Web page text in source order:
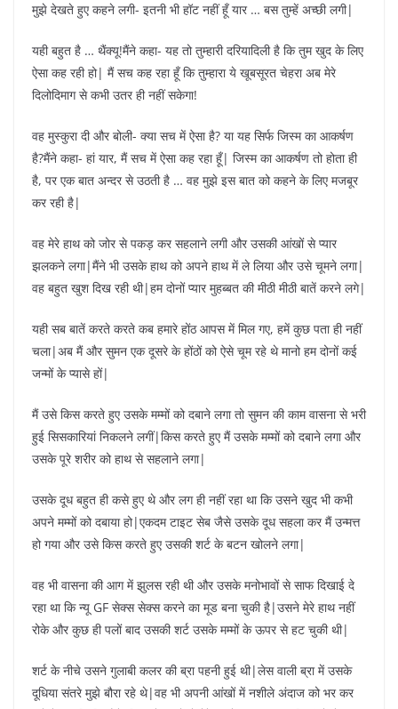
मुझे देखते हुए कहने लगी- इतनी भी हॉट नहीं हूँ यार … बस तुम्हें अच्छी लगी|
यही बहुत है … थैंक्यू!मैंने कहा- यह तो तुम्हारी दरियादिली है कि तुम खुद के लिए
ऐसा कह रही हो| मैं सच कह रहा हूँ कि तुम्हारा ये खूबसूरत चेहरा अब मेरे
दिलोदिमाग से कभी उतर ही नहीं सकेगा!
वह मुस्कुरा दी और बोली- क्या सच में ऐसा है? या यह सिर्फ जिस्म का आकर्षण
है?मैंने कहा- हां यार, मैं सच में ऐसा कह रहा हूँ| जिस्म का आकर्षण तो होता ही
है, पर एक बात अन्दर से उठती है … वह मुझे इस बात को कहने के लिए मजबूर
कर रही है|
वह मेरे हाथ को जोर से पकड़ कर सहलाने लगी और उसकी आंखों से प्यार
झलकने लगा|मैंने भी उसके हाथ को अपने हाथ में ले लिया और उसे चूमने लगा|
वह बहुत खुश दिख रही थी|हम दोनों प्यार मुहब्बत की मीठी मीठी बातें करने लगे|
यही सब बातें करते करते कब हमारे होंठ आपस में मिल गए, हमें कुछ पता ही नहीं
चला|अब मैं और सुमन एक दूसरे के होंठों को ऐसे चूम रहे थे मानो हम दोनों कई
जन्मों के प्यासे हों|
मैं उसे किस करते हुए उसके मम्मों को दबाने लगा तो सुमन की काम वासना से भरी
हुई सिसकारियां निकलने लगीं|किस करते हुए मैं उसके मम्मों को दबाने लगा और
उसके पूरे शरीर को हाथ से सहलाने लगा|
उसके दूध बहुत ही कसे हुए थे और लग ही नहीं रहा था कि उसने खुद भी कभी
अपने मम्मों को दबाया हो|एकदम टाइट सेब जैसे उसके दूध सहला कर मैं उन्मत्त
हो गया और उसे किस करते हुए उसकी शर्ट के बटन खोलने लगा|
वह भी वासना की आग में झुलस रही थी और उसके मनोभावों से साफ दिखाई दे
रहा था कि न्यू GF सेक्स सेक्स करने का मूड बना चुकी है|उसने मेरे हाथ नहीं
रोके और कुछ ही पलों बाद उसकी शर्ट उसके मम्मों के ऊपर से हट चुकी थी|
शर्ट के नीचे उसने गुलाबी कलर की ब्रा पहनी हुई थी|लेस वाली ब्रा में उसके
दूधिया संतरे मुझे बौरा रहे थे|वह भी अपनी आंखों में नशीले अंदाज को भर कर